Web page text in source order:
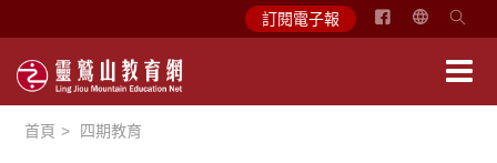
訂閱電子報
简
首頁 四期教育